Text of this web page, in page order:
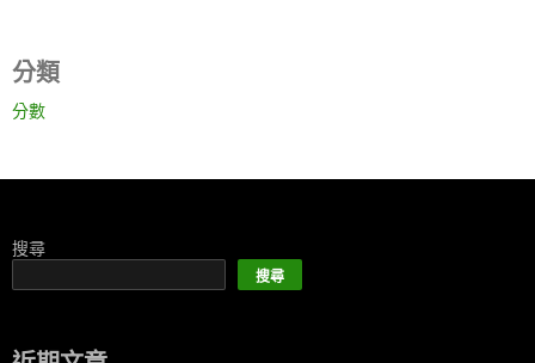
分類
分數
搜尋
搜尋